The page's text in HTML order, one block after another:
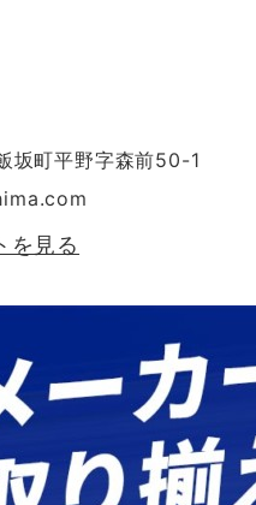
町平野字森前50-1
を見る